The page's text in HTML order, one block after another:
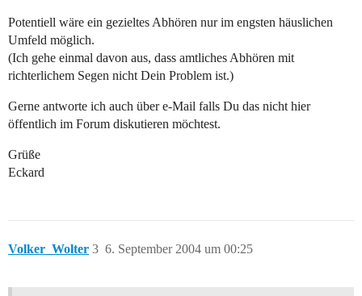
Potentiell wäre ein gezieltes Abhören nur im engsten häuslichen
Umfeld möglich.
(Ich gehe einmal davon aus, dass amtliches Abhören mit
richterlichem Segen nicht Dein Problem ist.)
Gerne antworte ich auch über e-Mail falls Du das nicht hier
öffentlich im Forum diskutieren möchtest.
Grüße
Eckard
Volker_Wolter 6. September 2004 um 00:25
3